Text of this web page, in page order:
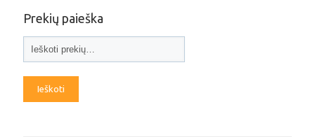
Prekių paieška
Ieškoti